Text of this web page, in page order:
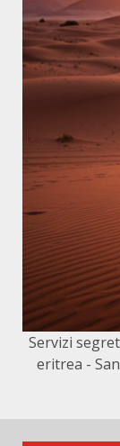
Servizi
eritrea -